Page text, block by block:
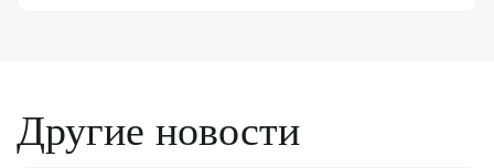
Другие новости